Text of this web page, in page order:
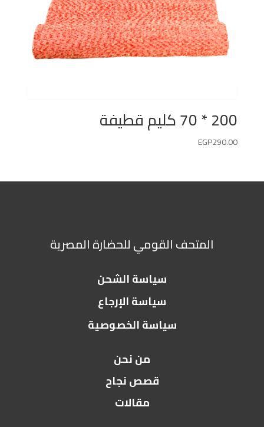
200 * 70 كليم قطيفة
EGP290.00
المتحف القومي للحضارة المصرية
سياسة الشحن
سياسة الإرجاع
سياسة الخصوصية
من نحن
قصص نجاح
مقالات